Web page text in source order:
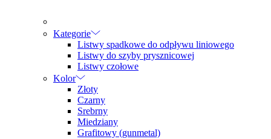
Kategorie
Listwy spadkowe do odpływu liniowego
Listwy do szyby prysznicowej
Listwy czołowe
Kolor
Złoty
Czarny
Srebrny
Miedziany
Grafitowy (gunmetal)